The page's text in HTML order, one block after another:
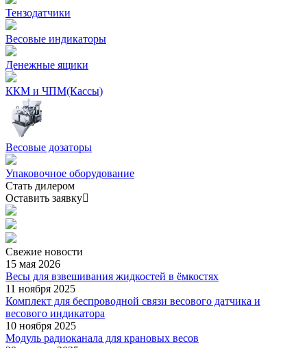
Тензодатчики
Весовые индикаторы
Денежные ящики
ККМ и ЧПМ(Кассы)
Весовые дозаторы
Упаковочное оборудование
Стать дилером
Оставить заявку
Свежие новости
15 мая 2026
Весы для взвешивания жидкостей в ёмкостях
11 ноября 2025
Комплект для беспроводной связи весового датчика и
весового индикатора
10 ноября 2025
Модуль радиоканала для крановых весов